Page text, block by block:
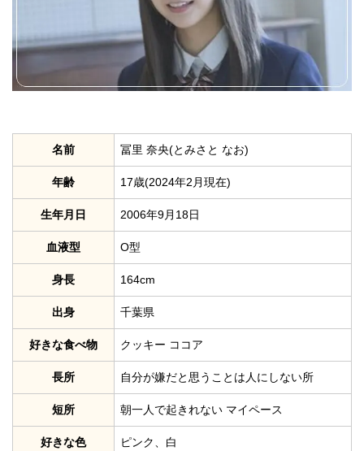
名前 冨里 奈央(とみさと なお)
年齢 17歳(2024年2月現在)
生年月日 2006年9月18日
血液型 O型
身長 164cm
出身 千葉県
好きな食べ物 クッキー ココア
長所 自分が嫌だと思うことは人にしない所
短所 朝一人で起きれない マイペース
好きな色 ピンク、白